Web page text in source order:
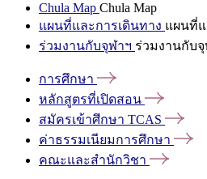
Chula Map Chula Map
แผนที่และการเดินทาง แผนที่แ
ร่วมงานกับจุฬาฯ ร่วมงานกับจุ
การศึกษา
หลักสูตรที่เปิดสอน
สมัครเข้าศึกษา TCAS
ค่าธรรมเนียมการศึกษา
คณะและสำนักวิชา